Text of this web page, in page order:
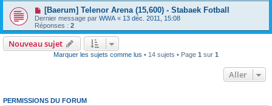
[Baerum] Telenor Arena (15,600) - Stabaek Fotball
Dernier message par WWA « 13 déc. 2011, 15:08
Réponses : 2
Nouveau sujet
Marquer les sujets comme lus • 14 sujets • Page 1 sur 1
Aller
PERMISSIONS DU FORUM